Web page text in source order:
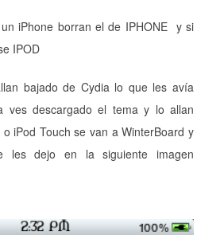
iPhone borran el de IPHONE y si
IPOD
bajado de Cydia lo que les avía
ves descargado el tema y lo allan
iPod Touch se van a WinterBoard y
les dejo en la siguiente imagen